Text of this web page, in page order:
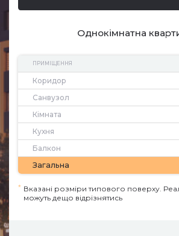
Однокімнатна
ПРИМІЩЕННЯ
Коридор
Санвузол
Кімната
Кухня
Балкон
Загальна
* Вказані розміри типового поверху.
можуть дещо відрізнятись